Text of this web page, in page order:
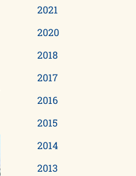
2021
2020
2018
2017
2016
2015
2014
2013